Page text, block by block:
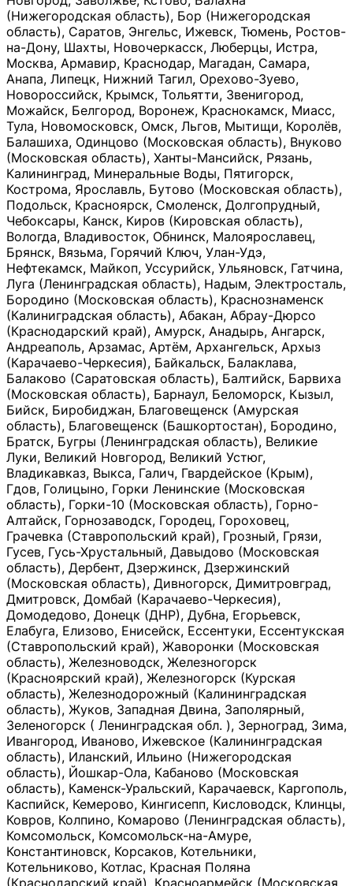
(Нижегородская область), Бор (Нижегородская
область), Саратов, Энгельс, Ижевск, Тюмень, Ростов-
на-Дону, Шахты, Новочеркасск, Люберцы, Истра,
Москва, Армавир, Краснодар, Магадан, Самара,
Анапа, Липецк, Нижний Тагил, Орехово-Зуево,
Новороссийск, Крымск, Тольятти, Звенигород,
Можайск, Белгород, Воронеж, Краснокамск, Миасс,
Тула, Новомосковск, Омск, Льгов, Мытищи, Королёв,
Балашиха, Одинцово (Московская область), Внуково
(Московская область), Ханты-Мансийск, Рязань,
Калининград, Минеральные Воды, Пятигорск,
Кострома, Ярославль, Бутово (Московская область),
Подольск, Красноярск, Смоленск, Долгопрудный,
Чебоксары, Канск, Киров (Кировская область),
Вологда, Владивосток, Обнинск, Малоярославец,
Брянск, Вязьма, Горячий Ключ, Улан-Удэ,
Нефтекамск, Майкоп, Уссурийск, Ульяновск, Гатчина,
Луга (Ленинградская область), Надым, Электросталь,
Бородино (Московская область), Краснознаменск
(Калиниградская область), Абакан, Абрау-Дюрсо
(Краснодарский край), Амурск, Анадырь, Ангарск,
Андреаполь, Арзамас, Артём, Архангельск, Архыз
(Карачаево-Черкесия), Байкальск, Балаклава,
Балаково (Саратовская область), Балтийск, Барвиха
(Московская область), Барнаул, Беломорск, Кызыл,
Бийск, Биробиджан, Благовещенск (Амурская
область), Благовещенск (Башкортостан), Бородино,
Братск, Бугры (Ленинградская область), Великие
Луки, Великий Новгород, Великий Устюг,
Владикавказ, Выкса, Галич, Гвардейское (Крым),
Гдов, Голицыно, Горки Ленинские (Московская
область), Горки-10 (Московская область), Горно-
Алтайск, Горнозаводск, Городец, Гороховец,
Грачевка (Ставропольский край), Грозный, Грязи,
Гусев, Гусь-Хрустальный, Давыдово (Московская
область), Дербент, Дзержинск, Дзержинский
(Московская область), Дивногорск, Димитровград,
Дмитровск, Домбай (Карачаево-Черкесия),
Домодедово, Донецк (ДНР), Дубна, Егорьевск,
Елабуга, Елизово, Енисейск, Ессентуки, Ессентукская
(Ставропольский край), Жаворонки (Московская
область), Железноводск, Железногорск
(Красноярский край), Железногорск (Курская
область), Железнодорожный (Калининградская
область), Жуков, Западная Двина, Заполярный,
Зеленогорск ( Ленинградская обл. ), Зерноград, Зима,
Ивангород, Иваново, Ижевское (Калининградская
область), Иланский, Ильино (Нижегородская
область), Йошкар-Ола, Кабаново (Московская
область), Каменск-Уральский, Карачаевск, Каргополь,
Каспийск, Кемерово, Кингисепп, Кисловодск, Клинцы,
Ковров, Колпино, Комарово (Ленинградская область),
Комсомольск, Комсомольск-на-Амуре,
Константиновск, Корсаков, Котельники,
Котельниково, Котлас, Красная Поляна
(Краснодарский край), Красноармейск (Московская